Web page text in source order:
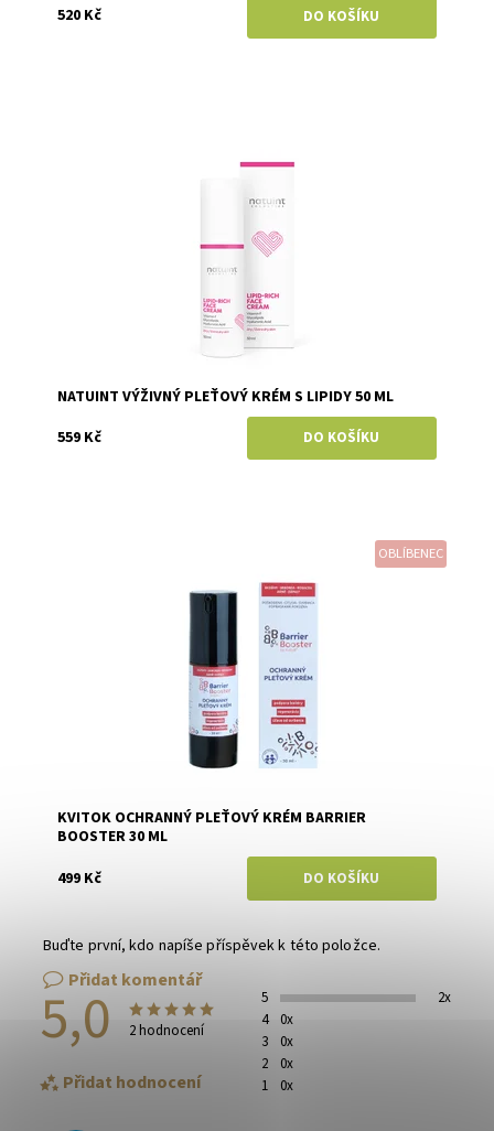
520 Kč
Natuint (dříve Dulcia)
NATUINT VÝŽIVNÝ PLEŤOVÝ KRÉM S LIPIDY 50 ML
559 Kč
OBLÍBENEC
KVITOK OCHRANNÝ PLEŤOVÝ KRÉM BARRIER
BOOSTER 30 ML
499 Kč
Buďte první, kdo napíše příspěvek k této položce.
Přidat komentář
5,0 2 hodnocení
Přidat hodnocení
5
2x
4
0x
3
0x
2
0x
1
0x